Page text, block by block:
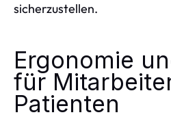
sicherzustellen.
Ergonomie
für
Patienten